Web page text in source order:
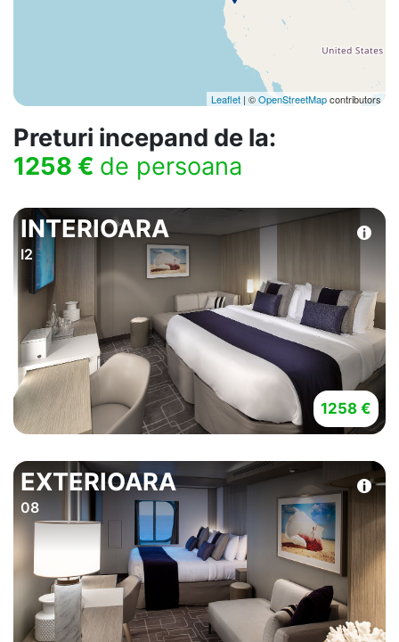
Leaflet | ©OpenStreetMapcontributors
Preturi incepand de la:
1258 € de persoana
INTERIOARA
I2
1258 €
EXTERIOARA
08